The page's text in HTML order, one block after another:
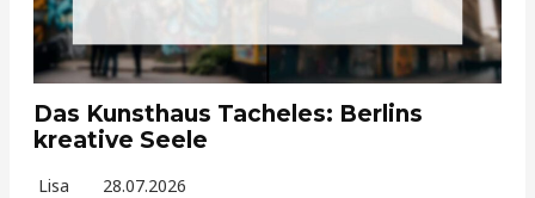
Das Kunsthaus Tacheles: Berlins
kreative Seele
Lisa 28.07.2026